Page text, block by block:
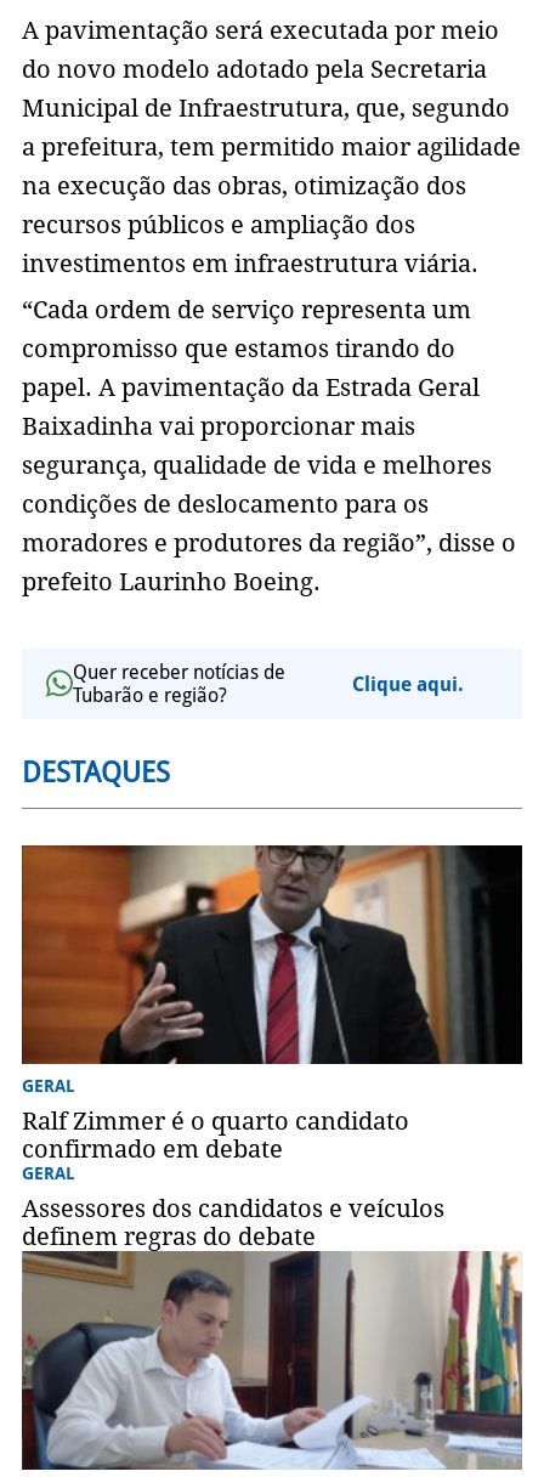
A pavimentação será executada por meio
do novo modelo adotado pela Secretaria
Municipal de Infraestrutura, que, segundo
a prefeitura, tem permitido maior agilidade
na execução das obras, otimização dos
recursos públicos e ampliação dos
investimentos em infraestrutura viária.
“Cada ordem de serviço representa um
compromisso que estamos tirando do
papel. A pavimentação da Estrada Geral
Baixadinha vai proporcionar mais
segurança, qualidade de vida e melhores
condições de deslocamento para os
moradores e produtores da região”, disse o
prefeito Laurinho Boeing.
Quer receber notícias de
Tubarão e região?
Clique aqui.
DESTAQUES
GERAL
Ralf Zimmer é o quarto candidato
confirmado em debate
GERAL
Assessores dos candidatos e veículos
definem regras do debate